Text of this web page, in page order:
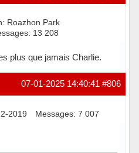
Roazhon Park
13 208
plus que jamais Charlie.
#806
07-01-2025 14:40:41
2019 Messages: 7 007